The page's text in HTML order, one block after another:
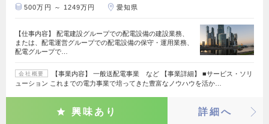
500万円 ～ 1249万円 愛知県
【仕事内容】 配電建設グループでの配電設備の建設業務、
または、配電運営グループでの配電設備の保守・運用業務、
配電グループで…
会社概要
【事業内容】 一般送配電事業 など 【事業詳細】 ■サービス・ソリ
ューション これまでの電力事業で培ってきた豊富なノウハウを活か…
興味あり 詳細へ